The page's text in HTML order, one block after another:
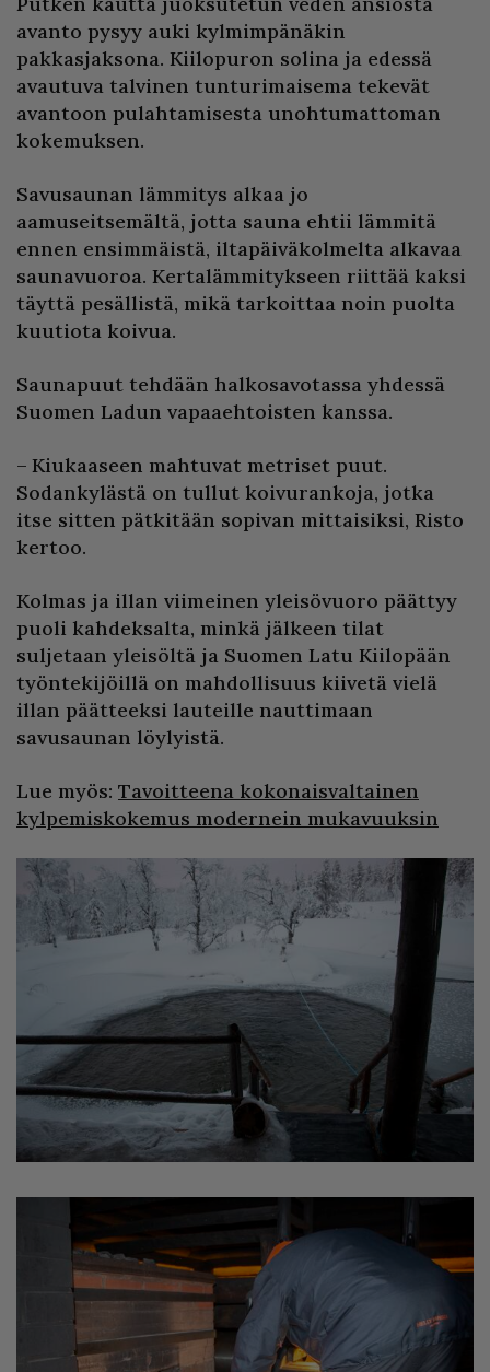
avanto pysyy auki kylmimpänäkin
pakkasjaksona. Kiilopuron solina ja edessä
avautuva talvinen tunturimaisema tekevät
avantoon pulahtamisesta unohtumattoman
kokemuksen.
Savusaunan lämmitys alkaa jo
aamuseitsemältä, jotta sauna ehtii lämmitä
ennen ensimmäistä, iltapäiväkolmelta alkavaa
saunavuoroa. Kertalämmitykseen riittää kaksi
täyttä pesällistä, mikä tarkoittaa noin puolta
kuutiota koivua.
Saunapuut tehdään halkosavotassa yhdessä
Suomen Ladun vapaaehtoisten kanssa.
– Kiukaaseen mahtuvat metriset puut.
Sodankylästä on tullut koivurankoja, jotka
itse sitten pätkitään sopivan mittaisiksi, Risto
kertoo.
Kolmas ja illan viimeinen yleisövuoro päättyy
puoli kahdeksalta, minkä jälkeen tilat
suljetaan yleisöltä ja Suomen Latu Kiilopään
työntekijöillä on mahdollisuus kiivetä vielä
illan päätteeksi lauteille nauttimaan
savusaunan löylyistä.
Lue myös: Tavoitteena kokonaisvaltainen
kylpemiskokemus modernein mukavuuksin